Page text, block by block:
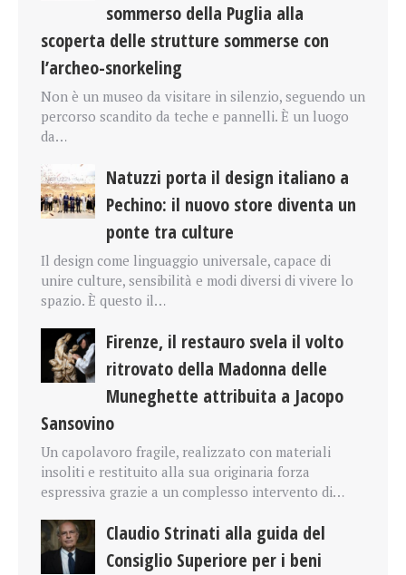
sommerso della Puglia alla
scoperta delle strutture sommerse con
l’archeo-snorkeling
Non è un museo da visitare in silenzio, seguendo un
percorso scandito da teche e pannelli. È un luogo
da…
Natuzzi porta il design italiano a
Pechino: il nuovo store diventa un
ponte tra culture
Il design come linguaggio universale, capace di
unire culture, sensibilità e modi diversi di vivere lo
spazio. È questo il…
Firenze, il restauro svela il volto
ritrovato della Madonna delle
Muneghette attribuita a Jacopo
Sansovino
Un capolavoro fragile, realizzato con materiali
insoliti e restituito alla sua originaria forza
espressiva grazie a un complesso intervento di…
Claudio Strinati alla guida del
Consiglio Superiore per i beni